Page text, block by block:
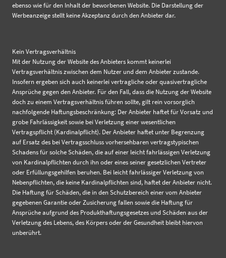
ebenso wie für den Inhalt der beworbenen Website. Die Darstellung der
Werbeanzeige stellt keine Akzeptanz durch den Anbieter dar.
Kein Vertragsverhältnis
Mit der Nutzung der Website des Anbieters kommt keinerlei
Vertragsverhältnis zwischen dem Nutzer und dem Anbieter zustande.
Insofern ergeben sich auch keinerlei vertragliche oder quasivertragliche
Ansprüche gegen den Anbieter. Für den Fall, dass die Nutzung der Website
doch zu einem Vertragsverhältnis führen sollte, gilt rein vorsorglich
nachfolgende Haftungsbeschränkung: Der Anbieter haftet für Vorsatz und
grobe Fahrlässigkeit sowie bei Verletzung einer wesentlichen
Vertragspflicht (Kardinalpflicht). Der Anbieter haftet unter Begrenzung
auf Ersatz des bei Vertragsschluss vorhersehbaren vertragstypischen
Schadens für solche Schäden, die auf einer leicht fahrlässigen Verletzung
von Kardinalpflichten durch ihn oder eines seiner gesetzlichen Vertreter
oder Erfüllungsgehilfen beruhen. Bei leicht fahrlässiger Verletzung von
Nebenpflichten, die keine Kardinalpflichten sind, haftet der Anbieter nicht.
Die Haftung für Schäden, die in den Schutzbereich einer vom Anbieter
gegebenen Garantie oder Zusicherung fallen sowie die Haftung für
Ansprüche aufgrund des Produkthaftungsgesetzes und Schäden aus der
Verletzung des Lebens, des Körpers oder der Gesundheit bleibt hiervon
unberührt.